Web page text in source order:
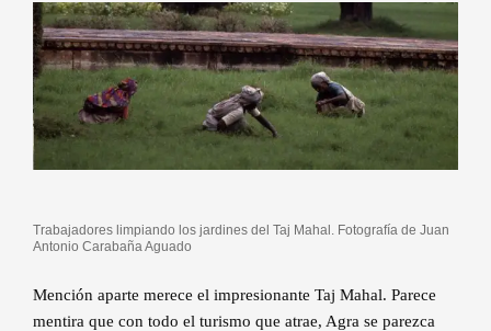
Trabajadores limpiando los jardines del Taj Mahal. Fotografía de Juan
Antonio Carabaña Aguado
Mención aparte merece el impresionante Taj Mahal. Parece
mentira que con todo el turismo que atrae, Agra se parezca